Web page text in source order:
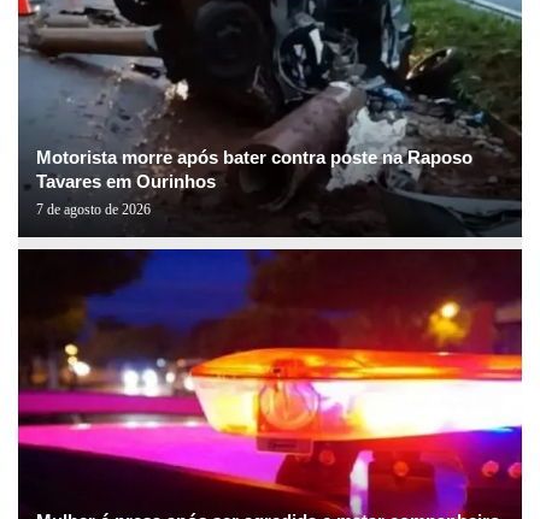
Motorista morre após bater contra poste na Raposo
Tavares em Ourinhos
7 de agosto de 2026